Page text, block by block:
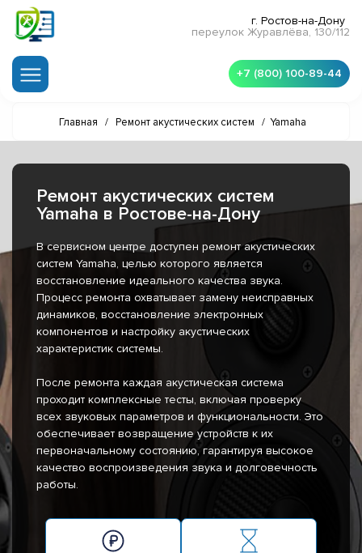
г. Ростов-на-Дону
переулок Журавлёва, 130/112
+7 (800) 100-89-44
Главная / Ремонт акустических систем / Yamaha
Ремонт акустических систем
Yamaha в Ростове-на-Дону
В сервисном центре доступен ремонт акустических
систем Yamaha, целью которого является
восстановление идеального качества звука.
Процесс ремонта охватывает замену неисправных
динамиков, восстановление электронных
компонентов и настройку акустических
характеристик системы.
После ремонта каждая акустическая система
проходит комплексные тесты, включая проверку
всех звуковых параметров и функциональности. Это
обеспечивает возвращение устройств к их
первоначальному состоянию, гарантируя высокое
качество воспроизведения звука и долговечность
работы.